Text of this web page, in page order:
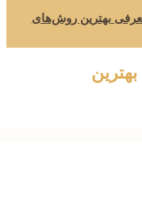
بهترین روش‌های